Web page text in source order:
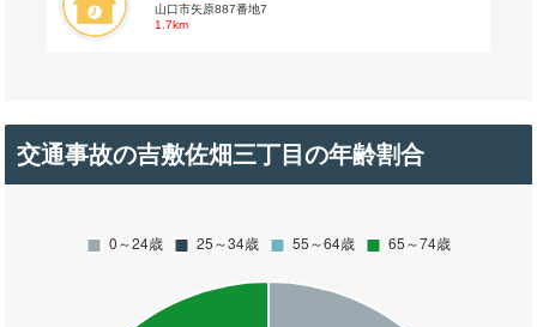
山口市矢原887番地7
1.7km
交通事故の吉敷佐畑三丁目の年齢割合